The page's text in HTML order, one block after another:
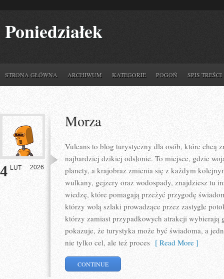
Poniedziałek
STRONA GŁÓWNA ARCHIWUM KATEGORIE POGOŃ SPIS TREŚCI
4 LUT 2026
Morza
Vulcans to blog turystyczny dla osób, które chcą
najbardziej dzikiej odsłonie. To miejsce, gdzie
planety, a krajobraz zmienia się z każdym
wulkany, gejzery oraz wodospady, znajdziesz tu
wiedzę, które pomagają przeżyć przygodę
którzy wolą szlaki prowadzące przez zastygłe
którzy zamiast przypadkowych atrakcji wybierają
pokazuje, że turystyka może być świadoma, a
nie tylko cel, ale też proces [ Read More ]
CONTINUE